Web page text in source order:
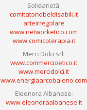
Solidarietà:
comitatonobeldisabili.it
arteirregolare
www.networketico.com
www.comicoterapia.it
Merci Dolci srl:
www.commercioetico.it
www.mercidolci.it
www.energiaarcobaleno.com
Eleonora Albanese:
www.eleonoraalbanese.it